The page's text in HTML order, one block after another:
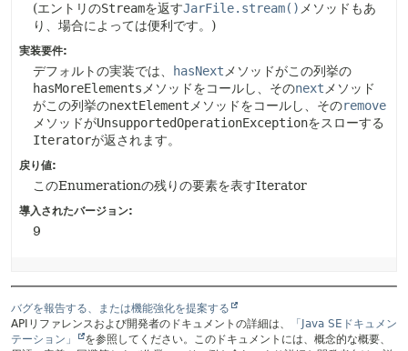
(エントリのStreamを返すJarFile.stream() メソッドもあ
り、場合によっては便利です。)
実装要件:
デフォルトの実装では、 hasNext メソッドがこの列挙の
hasMoreElements メソッドをコールし、そのnext メソッド
がこの列挙のnextElement メソッドをコールし、そのremove
メソッドがUnsupportedOperationExceptionをスローする
Iteratorが返されます。
戻り値:
このEnumerationの残りの要素を表すIterator
導入されたバージョン:
9
バグを報告する、または機能強化を提案する
APIリファレンスおよび開発者のドキュメントの詳細は、
「Java SEドキュメン
テーション」
を参照してください。このドキュメントには、概念的な概要、